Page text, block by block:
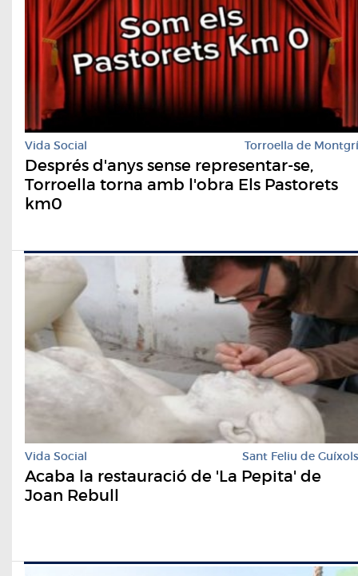
Vida Social Torroella de Montgrí
Després d'anys sense representar-se,
Torroella torna amb l'obra Els Pastorets
km0
Vida Social Sant Feliu de Guíxols
Acaba la restauració de 'La Pepita' de
Joan Rebull